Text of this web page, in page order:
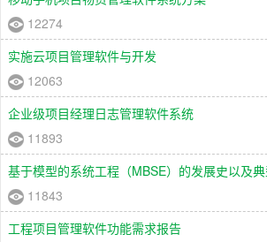
12274
实施云项目管理软件与开发
12063
企业级项目经理日志管理软件系统
11893
基于模型的系统工程（MBSE）的发展史以及
11843
工程项目管理软件功能需求报告